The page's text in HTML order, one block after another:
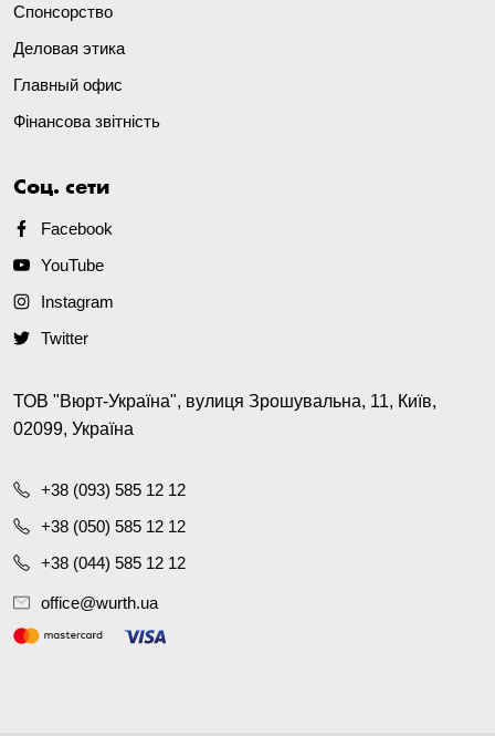
Спонсорство
Деловая этика
Главный офис
Фінансова звітність
Соц. сети
Facebook
YouTube
Instagram
Twitter
ТОВ "Вюрт-Україна", вулиця Зрошувальна, 11, Київ,
02099, Україна
+38 (093) 585 12 12
+38 (050) 585 12 12
+38 (044) 585 12 12
office@wurth.ua